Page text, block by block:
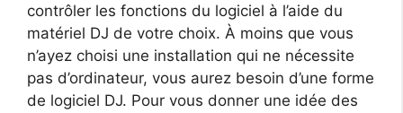
contrôler les fonctions du logiciel à l’aide du
matériel DJ de votre choix. À moins que vous
n’ayez choisi une installation qui ne nécessite
pas d’ordinateur, vous aurez besoin d’une forme
de logiciel DJ. Pour vous donner une idée des